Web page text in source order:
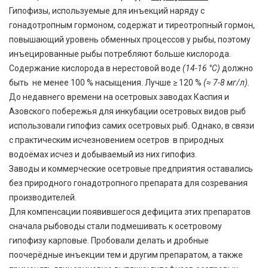
Гипофизы, используемые для инъекций наряду с
гонадотропным гормоном, содержат и тиреотропный гормон,
повышающий уровень обменных процессов у рыбы, поэтому
инъецированные рыбы потребляют больше кислорода.
Содержание кислорода в нерестовой воде (14-16 °С) должно
быть не менее 100 % насыщения. Лучше ≥ 120 % (≈ 7-8 мг/л).
До недавнего времени на осетровых заводах Каспия и
Азовского побережья для инкубации осетровых видов рыб
использовали гипофиз самих осетровых рыб. Однако, в связи
с практическим исчезновением осетров в природных
водоёмах исчез и добываемый из них гипофиз.
Заводы и коммерческие осетровые предприятия оставались
без природного гонадотропного препарата для созревания
производителей.
Для компенсации появившегося дефицита этих препаратов
сначала рыбоводы стали подмешивать к осетровому
гипофизу карповые. Пробовали делать и дробные
поочерёдные инъекции тем и другим препаратом, а также